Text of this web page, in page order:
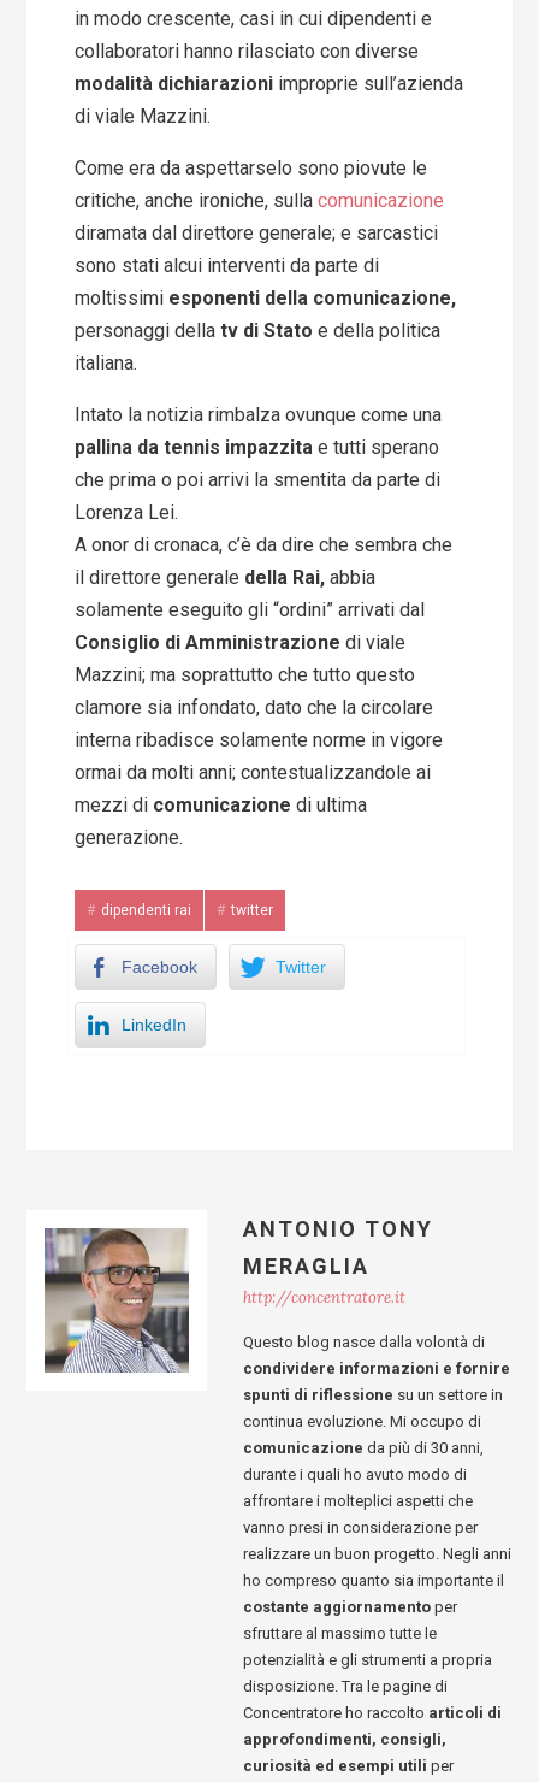
in modo crescente, casi in cui dipendenti e
collaboratori hanno rilasciato con diverse
modalità dichiarazioni improprie sull’azienda
di viale Mazzini.
Come era da aspettarselo sono piovute le
critiche, anche ironiche, sullacomunicazione
diramata dal direttore generale; e sarcastici
sono stati alcui interventi da parte di
moltissimi esponenti della comunicazione,
personaggi dellatv di Stato e della politica
italiana.
Intato la notizia rimbalza ovunque come una
pallina da tennis impazzita e tutti sperano
che prima o poi arrivi la smentita da parte di
Lorenza Lei.
A onor di cronaca, c’è da dire che sembra che
il direttore generale della Rai, abbia
solamente eseguito gli “ordini” arrivati dal
Consiglio di Amministrazione di viale
Mazzini; ma soprattutto che tutto questo
clamore sia infondato, dato che la circolare
interna ribadisce solamente norme in vigore
ormai da molti anni; contestualizzandole ai
mezzi di comunicazione di ultima
generazione.
dipendenti rai twitter
Facebook Twitter
LinkedIn
ANTONIO TONY
MERAGLIA
http://concentratore.it
Questo blog nasce dalla volontà di
condividere informazioni e fornire
spunti di riflessione su un settore in
continua evoluzione. Mi occupo di
comunicazione da più di 30 anni,
durante i quali ho avuto modo di
affrontare i molteplici aspetti che
vanno presi in considerazione per
realizzare un buon progetto. Negli anni
ho compreso quanto sia importante il
costante aggiornamentoper
sfruttare al massimo tutte le
potenzialità e gli strumenti a propria
disposizione. Tra le pagine di
Concentratore ho raccolto articoli di
approfondimenti, consigli,
curiosità ed esempi utili per